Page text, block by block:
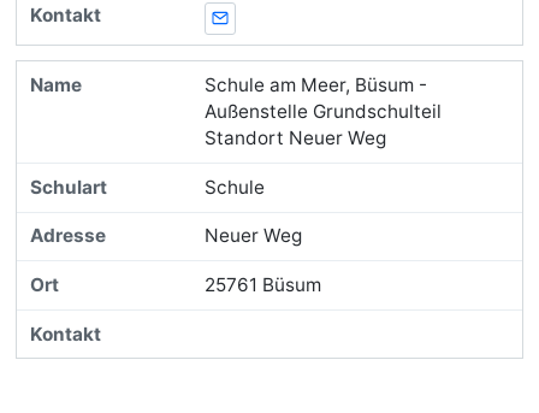
E-Mail
Schule am Meer, Büsum -
Außenstelle Grundschulteil
Standort Neuer Weg
Schule
Neuer Weg
25761 Büsum